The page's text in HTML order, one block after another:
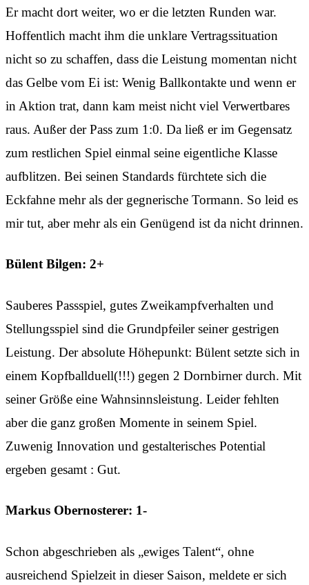
Er macht dort weiter, wo er die letzten Runden war.
Hoffentlich macht ihm die unklare Vertragssituation
nicht so zu schaffen, dass die Leistung momentan nicht
das Gelbe vom Ei ist: Wenig Ballkontakte und wenn er
in Aktion trat, dann kam meist nicht viel Verwertbares
raus. Außer der Pass zum 1:0. Da ließ er im Gegensatz
zum restlichen Spiel einmal seine eigentliche Klasse
aufblitzen. Bei seinen Standards fürchtete sich die
Eckfahne mehr als der gegnerische Tormann. So leid es
mir tut, aber mehr als ein Genügend ist da nicht drinnen.
Bülent Bilgen: 2+
Sauberes Passspiel, gutes Zweikampfverhalten und
Stellungsspiel sind die Grundpfeiler seiner gestrigen
Leistung. Der absolute Höhepunkt: Bülent setzte sich in
einem Kopfballduell(!!!) gegen 2 Dornbirner durch. Mit
seiner Größe eine Wahnsinnsleistung. Leider fehlten
aber die ganz großen Momente in seinem Spiel.
Zuwenig Innovation und gestalterisches Potential
ergeben gesamt : Gut.
Markus Obernosterer: 1-
Schon abgeschrieben als „ewiges Talent“, ohne
ausreichend Spielzeit in dieser Saison, meldete er sich